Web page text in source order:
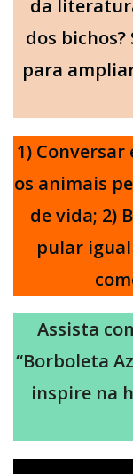
da
dos
para
1)
os animais
de vida; 2)
pular
Assista
“Borboleta
inspire na